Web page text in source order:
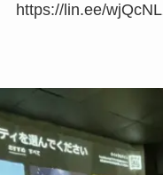
https://lin.ee/